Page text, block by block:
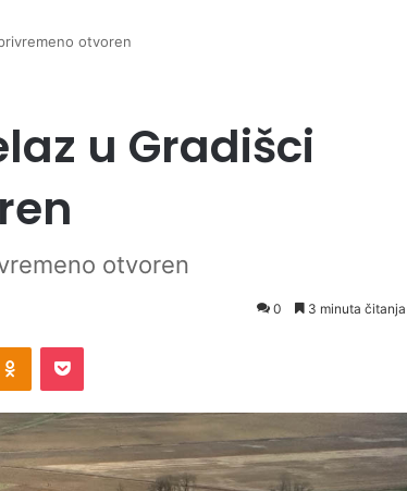
otvoren
u Gradišci
otvoren
0 3 minuta čitanja